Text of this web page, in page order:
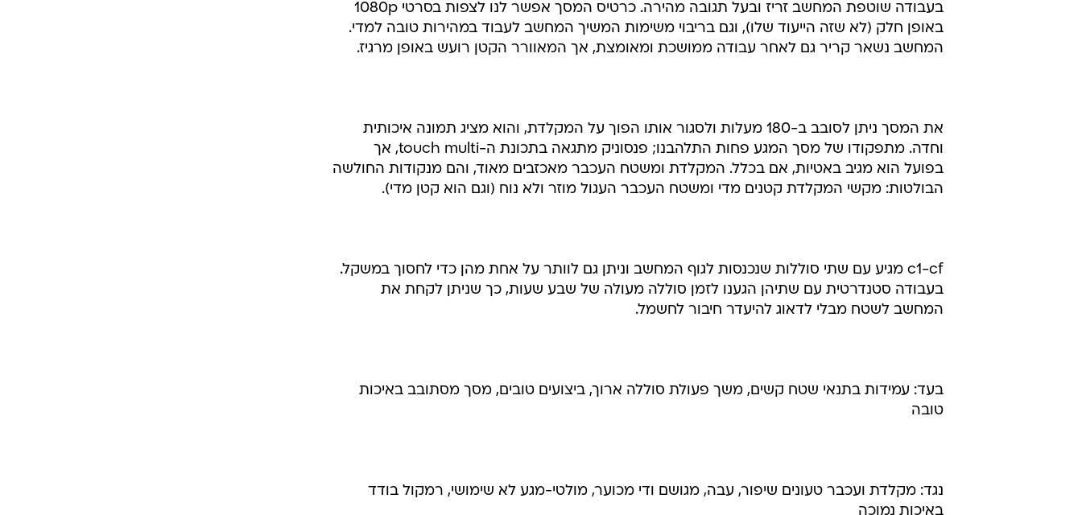
בעבודה שוטפת המחשב זריז ובעל תגובה מהירה. כרטיס המסך אפשר לנו לצפות בסרטי 1080p
באופן חלק (לא שזה הייעוד שלו), וגם בריבוי משימות המשיך המחשב לעבוד במהירות טובה למדי.
המחשב נשאר קריר גם לאחר עבודה ממושכת ומאומצת, אך המאוורר הקטן רועש באופן מרגיז.
את המסך ניתן לסובב ב-180 מעלות ולסגור אותו הפוך על המקלדת, והוא מציג תמונה איכותית
וחדה. מתפקודו של מסך המגע פחות התלהבנו; פנסוניק מתגאה בתכונת ה-touch multi, אך
בפועל הוא מגיב באטיות, אם בכלל. המקלדת ומשטח העכבר מאכזבים מאוד, והם מנקודות החולשה
הבולטות: מקשי המקלדת קטנים מדי ומשטח העכבר העגול מוזר ולא נוח (וגם הוא קטן מדי).
c1-cf מגיע עם שתי סוללות שנכנסות לגוף המחשב וניתן גם לוותר על אחת מהן כדי לחסוך במשקל.
בעבודה סטנדרטית עם שתיהן הגענו לזמן סוללה מעולה של שבע שעות, כך שניתן לקחת את
המחשב לשטח מבלי לדאוג להיעדר חיבור לחשמל.
בעד: עמידות בתנאי שטח קשים, משך פעולת סוללה ארוך, ביצועים טובים, מסך מסתובב באיכות
טובה
נגד: מקלדת ועכבר טעונים שיפור, עבה, מגושם ודי מכוער, מולטי-מגע לא שימושי, רמקול בודד
באיכות נמוכה